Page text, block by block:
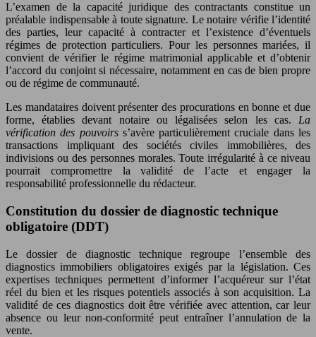
L’examen de la capacité juridique des contractants constitue un
préalable indispensable à toute signature. Le notaire vérifie l’identité
des parties, leur capacité à contracter et l’existence d’éventuels
régimes de protection particuliers. Pour les personnes mariées, il
convient de vérifier le régime matrimonial applicable et d’obtenir
l’accord du conjoint si nécessaire, notamment en cas de bien propre
ou de régime de communauté.
Les mandataires doivent présenter des procurations en bonne et due
forme, établies devant notaire ou légalisées selon les cas. La
vérification des pouvoirss’avère particulièrement cruciale dans les
transactions impliquant des sociétés civiles immobilières, des
indivisions ou des personnes morales. Toute irrégularité à ce niveau
pourrait compromettre la validité de l’acte et engager la
responsabilité professionnelle du rédacteur.
Constitution du dossier de diagnostic technique
obligatoire (DDT)
Le dossier de diagnostic technique regroupe l’ensemble des
diagnostics immobiliers obligatoires exigés par la législation. Ces
expertises techniques permettent d’informer l’acquéreur sur l’état
réel du bien et les risques potentiels associés à son acquisition. La
validité de ces diagnostics doit être vérifiée avec attention, car leur
absence ou leur non-conformité peut entraîner l’annulation de la
vente.